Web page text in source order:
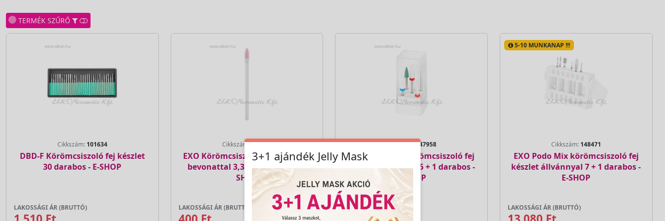
TERMÉK SZŰRŐ
Cikkszám: 101634
DBD-F Körömcsiszoló fej készlet
30 darabos - E-SHOP
LAKOSSÁGI ÁR (BRUTTÓ)
Cikkszám:141071
EXO Körömcsiszoló fej homokkő
bevonattal 3,3mm/144mm - E-
SHOP
LAKOSSÁGI ÁR (BRUTTÓ)
Cikkszám:147958
EXO Mani Mix Körömcsiszoló fej
készlet tárolóban 5 + 1 darabos -
E-SHOP
LAKOSSÁGI ÁR (BRUTTÓ)
5-10 MUNKANAP !!!
Cikkszám: 148471
EXO Podo Mix körömcsiszoló fej
készlet állvánnyal 7 + 1 darabos -
E-SHOP
LAKOSSÁGI ÁR (BRUTTÓ)
3+1 ajándék Jelly Mask